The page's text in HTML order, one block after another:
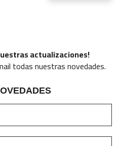
actualizaciones!
todas nuestras novedades.